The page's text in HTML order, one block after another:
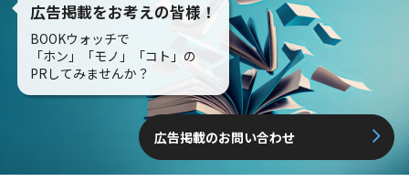
広告掲載をお考えの皆様！
BOOKウォッチで
「ホン」「モノ」「コト」の
PRしてみませんか？
広告掲載のお問い合わせ